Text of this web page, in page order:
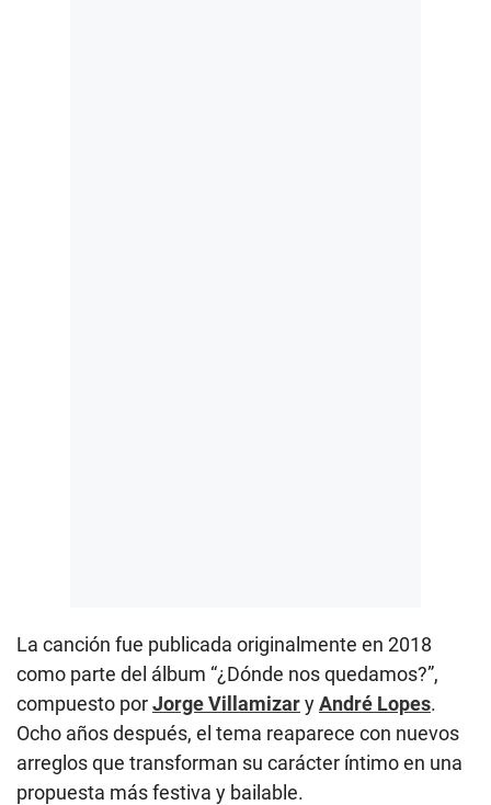
La canción fue publicada originalmente en 2018
como parte del álbum “¿Dónde nos quedamos?”,
compuesto porJorge VillamizaryAndré Lopes.
Ocho años después, el tema reaparece con nuevos
arreglos que transforman su carácter íntimo en una
propuesta más festiva y bailable.